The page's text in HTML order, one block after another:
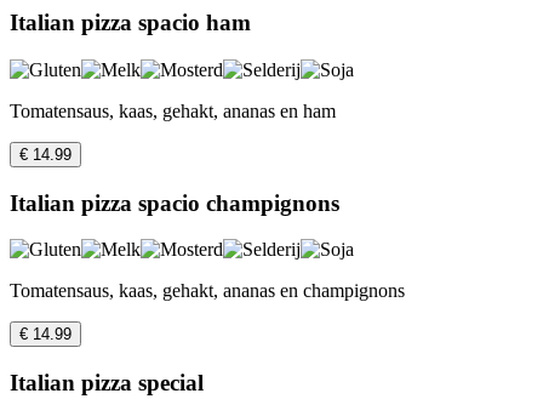
Italian pizza spacio ham
Tomatensaus, kaas, gehakt, ananas en ham
€ 14.99
Italian pizza spacio champignons
Tomatensaus, kaas, gehakt, ananas en champignons
€ 14.99
Italian pizza special